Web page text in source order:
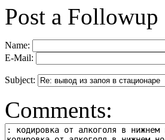
Post a Followup
Name:
E-Mail:
Subject:
Comments: